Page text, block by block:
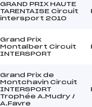
GRAND PRIX HAUTE
TARENTAISE Circuit
intersport 2010
Grand Prix
Montalbert Circuit
INTERSPORT
Grand Prix de
Montchavin Circuit
INTERSPORT
Trophée A.Mudry /
A.Favre